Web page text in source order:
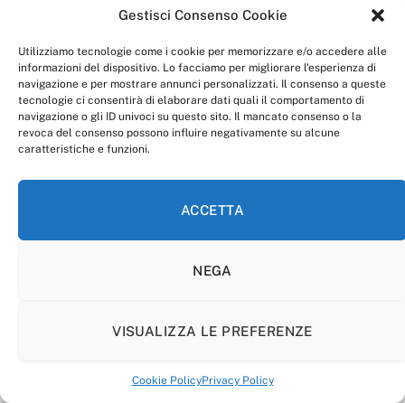
Gestisci Consenso Cookie
Utilizziamo tecnologie come i cookie per memorizzare e/o accedere alle
informazioni del dispositivo. Lo facciamo per migliorare l'esperienza di
navigazione e per mostrare annunci personalizzati. Il consenso a queste
tecnologie ci consentirà di elaborare dati quali il comportamento di
navigazione o gli ID univoci su questo sito. Il mancato consenso o la
revoca del consenso possono influire negativamente su alcune
caratteristiche e funzioni.
ACCETTA
NEGA
VISUALIZZA LE PREFERENZE
Cookie PolicyPrivacy Policy
“Anagnia” è un marchio registrato presso l’Ufficio Italiano
Economico,
num. registrazione: 302017000014044 del 9 febbraio 2017.
Per contatti:redazione@anagnia.com
COOKIE POLICY